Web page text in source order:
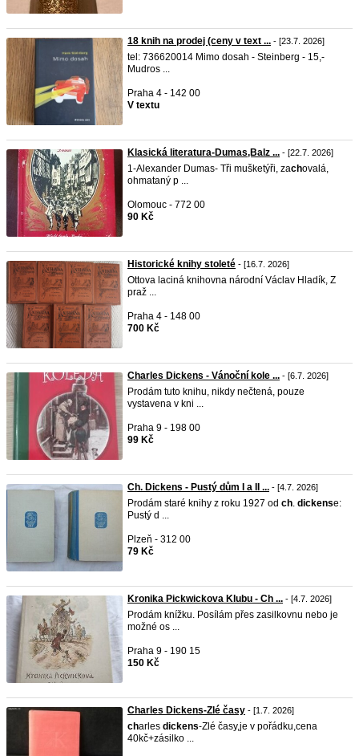
18 knih na prodej (ceny v text ... - [23.7. 2026]
tel: 736620014 Mimo dosah - Steinberg - 15,-
Mudros ...
Praha 4 - 142 00
V textu
Klasická literatura-Dumas,Balz ... - [22.7. 2026]
1-Alexander Dumas- Tři mušketýři, zachovalá,
ohmataný p ...
Olomouc - 772 00
90 Kč
Historické knihy stoleté - [16.7. 2026]
Ottova laciná knihovna národní Václav Hladík, Z
praž ...
Praha 4 - 148 00
700 Kč
Charles Dickens - Vánoční kole ... - [6.7. 2026]
Prodám tuto knihu, nikdy nečtená, pouze
vystavena v kni ...
Praha 9 - 198 00
99 Kč
Ch. Dickens - Pustý dům I a II ... - [4.7. 2026]
Prodám staré knihy z roku 1927 od ch. dickense:
Pustý d ...
Plzeň - 312 00
79 Kč
Kronika Pickwickova Klubu - Ch ... - [4.7. 2026]
Prodám knížku. Posílám přes zasilkovnu nebo je
možné os ...
Praha 9 - 190 15
150 Kč
Charles Dickens-Zlé časy - [1.7. 2026]
charles dickens-Zlé časy,je v pořádku,cena
40kč+zásilko ...